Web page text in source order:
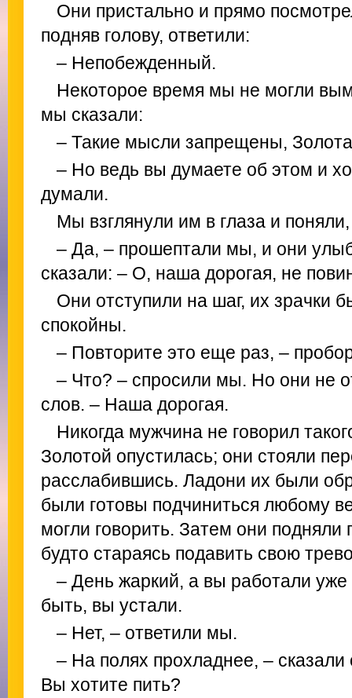
Они пристально и прямо
подняв голову, ответили:
– Непобежденный.
Некоторое время мы не могли
мы сказали:
– Такие мысли запрещены,
– Но ведь вы думаете об этом и
думали.
Мы взглянули им в глаза и
– Да, – прошептали мы, и они
сказали: – О, наша дорогая, не
Они отступили на шаг, их зрачки
спокойны.
– Повторите это еще раз, –
– Что? – спросили мы. Но они не
слов. – Наша дорогая.
Никогда мужчина не говорил
Золотой опустилась; они стояли
расслабившись. Ладони их были
были готовы подчиниться любому
могли говорить. Затем они подняли
будто стараясь подавить свою
– День жаркий, а вы работали
быть, вы устали.
– Нет, – ответили мы.
– На полях прохладнее, –
Вы хотите пить?